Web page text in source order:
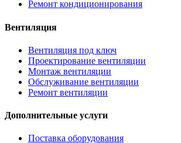
Ремонт кондиционирования
Вентиляция
Вентиляция под ключ
Проектирование вентиляции
Монтаж вентиляции
Обслуживание вентиляции
Ремонт вентиляции
Дополнительные услуги
Поставка оборудования